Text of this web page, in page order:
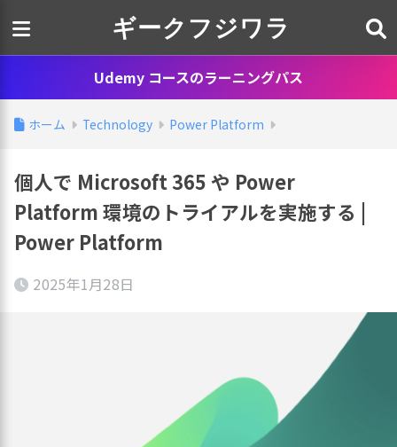
ギークフジワラ
Udemy コースのラーニングパス
ホーム Technology Power Platform
個人で Microsoft 365 や Power
Platform 環境のトライアルを実施する |
Power Platform
2025年1月28日